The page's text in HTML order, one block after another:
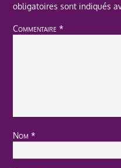
obligatoires sont indiqués
Commentaire*
Nom*